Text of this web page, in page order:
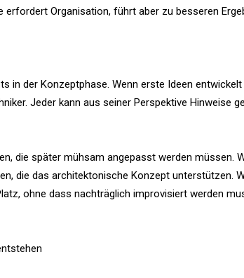
Organisation, führt aber zu besseren
in der Konzeptphase. Wenn erste Ideen entwickelt
Jeder kann aus seiner Perspektive Hinweise
die später mühsam angepasst werden müssen.
die das architektonische Konzept unterstützen.
ohne dass nachträglich improvisiert werden